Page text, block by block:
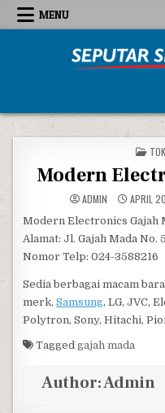
Skip to content
MENU
Modern
ADMIN APRIL
Modern Electronics Gajah
Alamat: Jl. Gajah Mada No.
Nomor Telp: 024-3588216
Sedia berbagai macam
merk,Samsung, LG, JVC,
Polytron, Sony, Hitachi,
Taggedgajah mada
Author:Admin